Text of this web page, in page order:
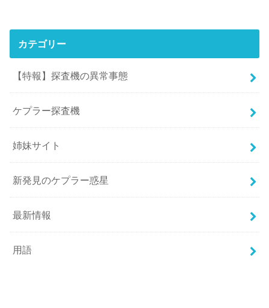
カテゴリー
【特報】探査機の異常事態
ケプラー探査機
姉妹サイト
新発見のケプラー惑星
最新情報
用語